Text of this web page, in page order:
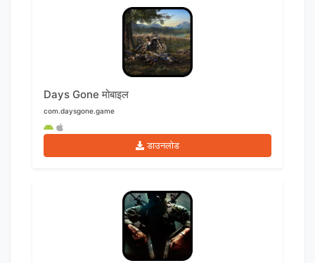
Days Gone मोबाइल
com.daysgone.game
डाउनलोड